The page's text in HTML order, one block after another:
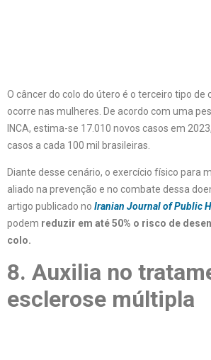
O câncer do colo do útero é o terceiro tipo de
ocorre nas mulheres. De acordo com uma
INCA, estima-se 17.010 novos casos em
casos a cada 100 mil brasileiras.
Diante desse cenário, o exercício físico para
aliado na prevenção e no combate dessa
artigo publicado no Iranian Journal of Public
podem reduzir em até 50% o risco de
colo.
8. Auxilia no
esclerose múltipla